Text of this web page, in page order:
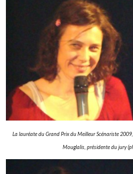
La lauréate du Grand Prix du Meilleur Scénariste
Mouglalis, présidente du jury